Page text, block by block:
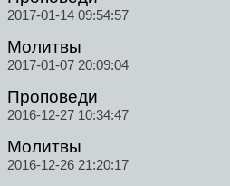
2017-01-14 09:54:57
Молитвы
2017-01-07 20:09:04
Проповеди
2016-12-27 10:34:47
Молитвы
2016-12-26 21:20:17